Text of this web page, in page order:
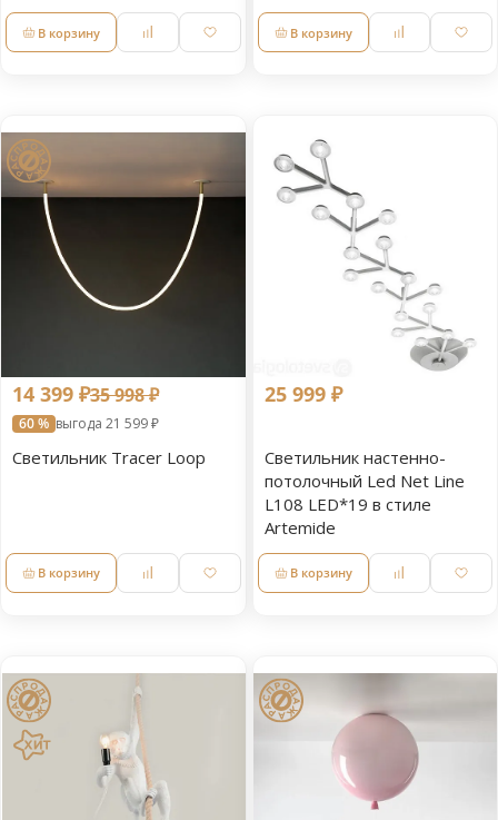
В корзину В корзину
14 399 ₽35 998 ₽
60 % выгода 21 599 ₽
Светильник Tracer Loop
В корзину
25 999 ₽
Светильник настенно-
потолочный Led Net Line
L108 LED*19 в стиле
Artemide
В корзину